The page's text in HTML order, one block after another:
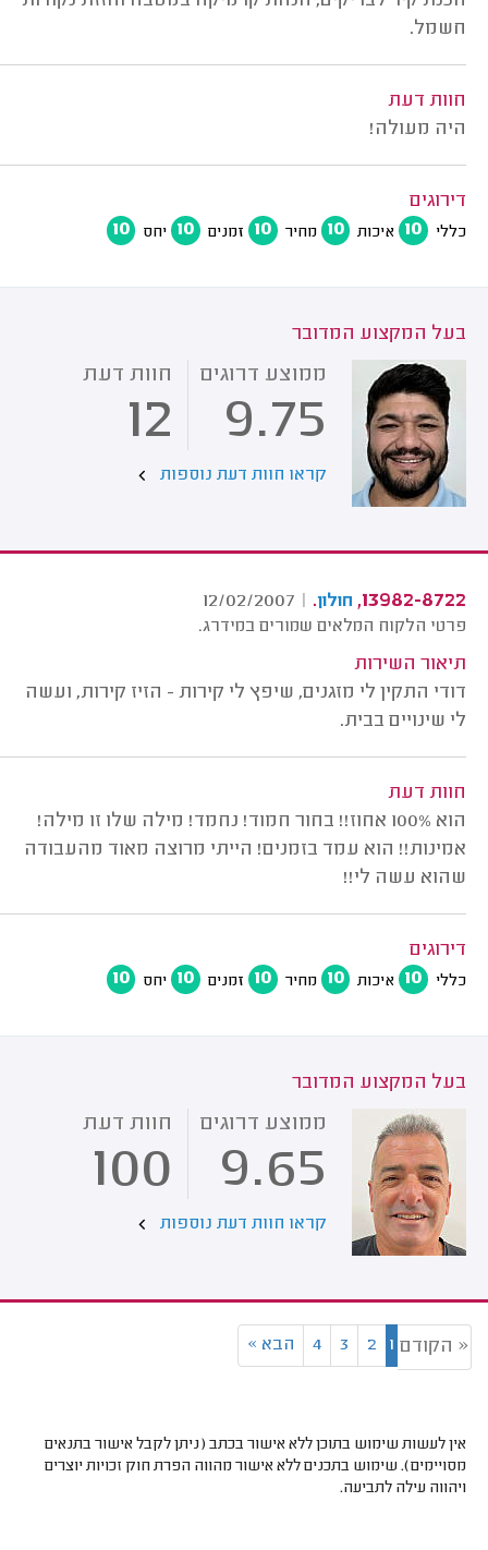
חשמל.
חוות דעת
היה מעולה!
דירוגים
כללי 10 איכות 10 מחיר 10 זמנים 10 יחס 10
בעל המקצוע המדובר
ממוצע דרוגים
9.75
חוות דעת
12
קראו חוות דעת נוספות
13982-8722, חולון.
|
12/02/2007
פרטי הלקוח המלאים שמורים במידרג.
תיאור השירות
דודי התקין לי מזגנים, שיפץ לי קירות - הזיז קירות, ועשה
לי שינויים בבית.
חוות דעת
הוא 100% אחוז!! בחור חמוד! נחמד! מילה שלו זו מילה!
אמינות!! הוא עמד בזמנים! הייתי מרוצה מאוד מהעבודה
שהוא עשה לי!!
דירוגים
כללי 10 איכות 10 מחיר 10 זמנים 10 יחס 10
בעל המקצוע המדובר
ממוצע דרוגים
9.65
חוות דעת
100
קראו חוות דעת נוספות
« הקודם 1
2
3
4 הבא »
אין לעשות שימוש בתוכן ללא אישור בכתב (ניתן לקבל אישור בתנאים
מסויימים). שימוש בתכנים ללא אישור מהווה הפרת חוק זכויות יוצרים
ויהווה עילה לתביעה.